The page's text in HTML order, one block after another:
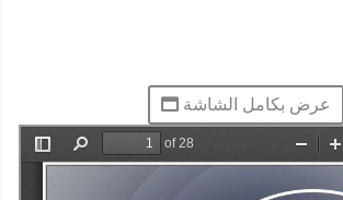
عرض بكامل الشاشة